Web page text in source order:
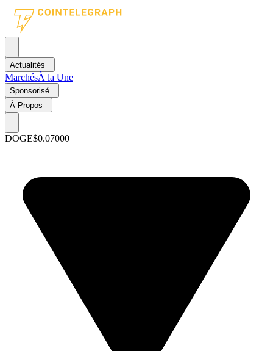
Actualités
MarchésÀ la Une
Sponsorisé
À Propos
DOGE$0.07000